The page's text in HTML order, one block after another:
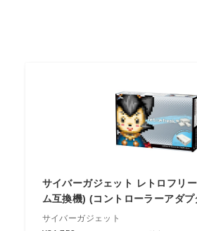
サイバーガジェット レトロフリ
ム互換機) (コントローラーアダプ
サイバーガジェット